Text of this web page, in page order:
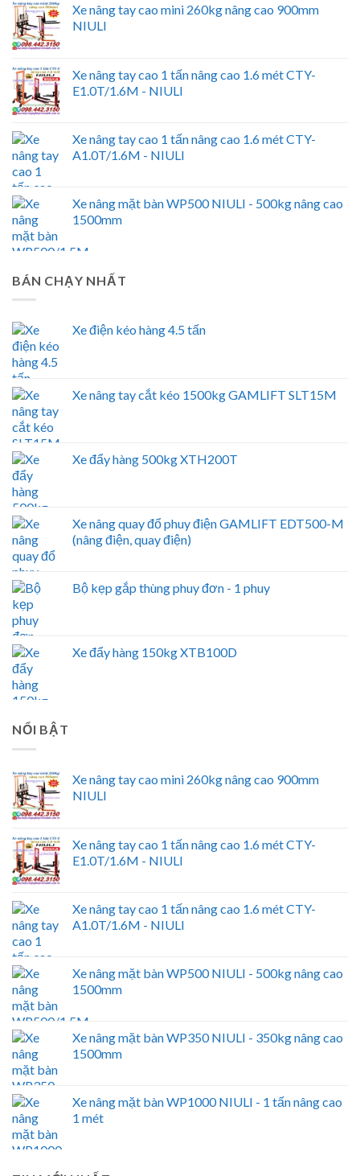
Xe nâng tay cao mini 260kg nâng cao 900mm
NIULI
Xe nâng tay cao 1 tấn nâng cao 1.6 mét CTY-
E1.0T/1.6M - NIULI
Xe nâng tay cao 1 tấn nâng cao 1.6 mét CTY-
A1.0T/1.6M - NIULI
Xe nâng mặt bàn WP500 NIULI - 500kg nâng cao
1500mm
BÁN CHẠY NHẤT
Xe điện kéo hàng 4.5 tấn
Xe nâng tay cắt kéo 1500kg GAMLIFT SLT15M
Xe đẩy hàng 500kg XTH200T
Xe nâng quay đổ phuy điện GAMLIFT EDT500-M
(nâng điện, quay điện)
Bộ kẹp gắp thùng phuy đơn - 1 phuy
Xe đẩy hàng 150kg XTB100D
NỔI BẬT
Xe nâng tay cao mini 260kg nâng cao 900mm
NIULI
Xe nâng tay cao 1 tấn nâng cao 1.6 mét CTY-
E1.0T/1.6M - NIULI
Xe nâng tay cao 1 tấn nâng cao 1.6 mét CTY-
A1.0T/1.6M - NIULI
Xe nâng mặt bàn WP500 NIULI - 500kg nâng cao
1500mm
Xe nâng mặt bàn WP350 NIULI - 350kg nâng cao
1500mm
Xe nâng mặt bàn WP1000 NIULI - 1 tấn nâng cao
1 mét